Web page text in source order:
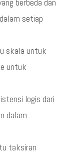
setiap
skala untuk
untuk
logis dari
dalam
taksiran